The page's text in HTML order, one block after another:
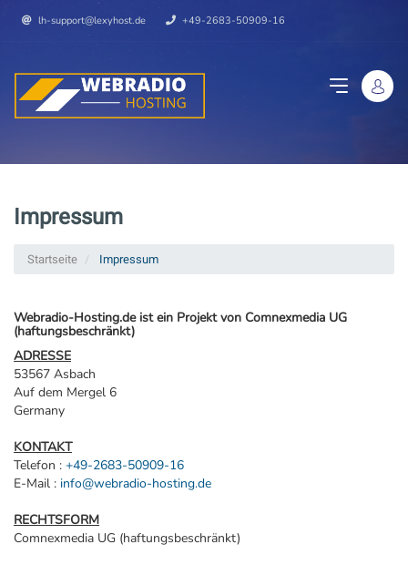
lh-support@lexyhost.de +49-2683-50909-16
Impressum
Startseite Impressum
Webradio-Hosting.de ist ein Projekt von Comnexmedia UG
(haftungsbeschränkt)
ADRESSE
53567 Asbach
Auf dem Mergel 6
Germany
KONTAKT
Telefon : +49-2683-50909-16
E-Mail : info@webradio-hosting.de
RECHTSFORM
Comnexmedia UG (haftungsbeschränkt)